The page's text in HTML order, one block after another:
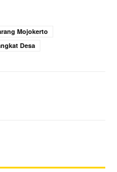
Mojokerto
Desa